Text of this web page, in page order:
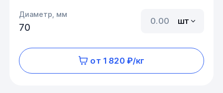
Диаметр, мм
70
шт
от 1 820 ₽/кг